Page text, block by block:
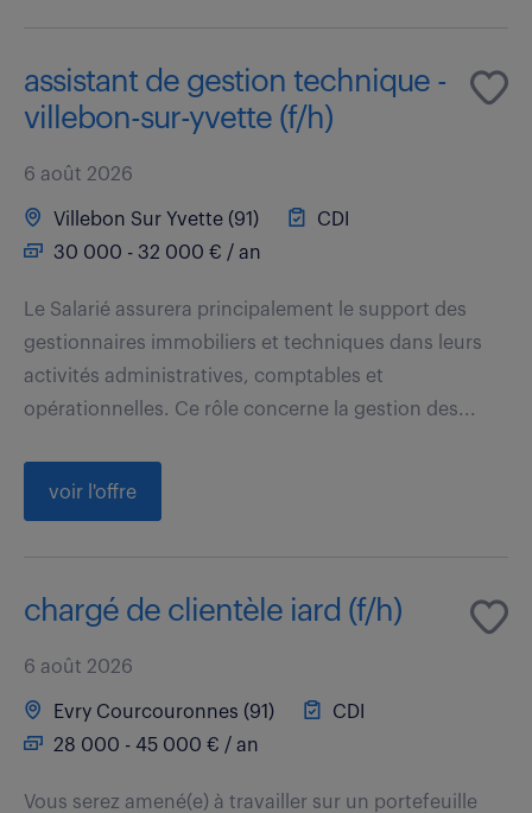
assistant de gestion technique -
villebon-sur-yvette (f/h)
6 août 2026
Villebon Sur Yvette (91)
CDI
30 000 - 32 000 € / an
Le Salarié assurera principalement le support des
gestionnaires immobiliers et techniques dans leurs
activités administratives, comptables et
opérationnelles. Ce rôle concerne la gestion des...
voir l'offre
chargé de clientèle iard (f/h)
6 août 2026
Evry Courcouronnes (91)
CDI
28 000 - 45 000 € / an
Vous serez amené(e) à travailler sur un portefeuille